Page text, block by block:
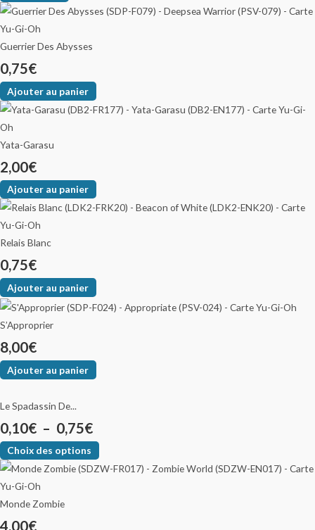
Guerrier Des Abysses
0,75€
Ajouter au panier
Yata-Garasu
2,00€
Ajouter au panier
Relais Blanc
0,75€
Ajouter au panier
S’Approprier
8,00€
Ajouter au panier
Le Spadassin De...
0,10€ – 0,75€
Choix des options
Monde Zombie
4,00€